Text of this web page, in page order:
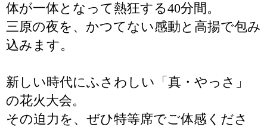
体が一体となって熱狂する40分間。
三原の夜を、かつてない感動と高揚で包み
込みます。
新しい時代にふさわしい「真・やっさ」
の花火大会。
その迫力を、ぜひ特等席でご体感くださ